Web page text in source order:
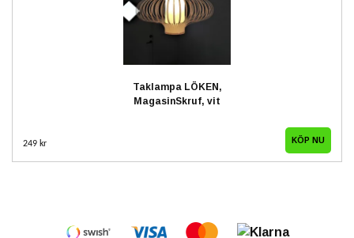
Taklampa LÖKEN,
MagasinSkruf, vit
249 kr